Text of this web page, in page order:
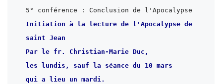
5° conférence : Conclusion de l'Apocalypse
Initiation à la lecture de l'Apocalypse de
saint Jean
Par le fr. Christian-Marie Duc,
les lundis, sauf la séance du 10 mars
qui a lieu un mardi.